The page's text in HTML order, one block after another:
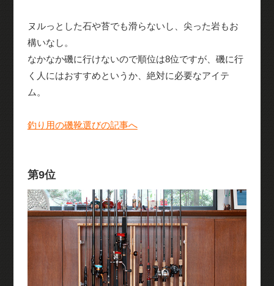
ヌルっとした石や苔でも滑らないし、尖った岩もお
構いなし。
なかなか磯に行けないので順位は8位ですが、磯に行
く人にはおすすめというか、絶対に必要なアイテ
ム。
釣り用の磯靴選びの記事へ
第9位